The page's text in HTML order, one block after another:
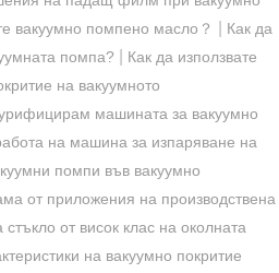
вакуумно помпено масло？
Как да
помпа?
Как да използвате
на вакуумното
машината за вакуумно
на машина за изпаряване на
помпи във вакуумно
от приложения на производствена
от висок клас на околната
на вакуумно покритие